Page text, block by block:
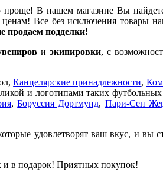
В нашем магазине Вы
Все без исключения товары
продаем подделки!
и экипировки, с
Канцелярские принадлежности,
и логотипами таких
,Боруссия Дортмунд, Пари-Сен
удовлетворят ваш вкус, и
и в подарок! Приятных покупок!